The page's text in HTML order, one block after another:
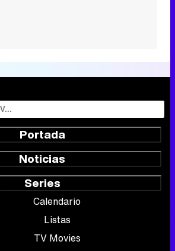
Portada
Noticias
Series
Calendario
Listas
TV Movies